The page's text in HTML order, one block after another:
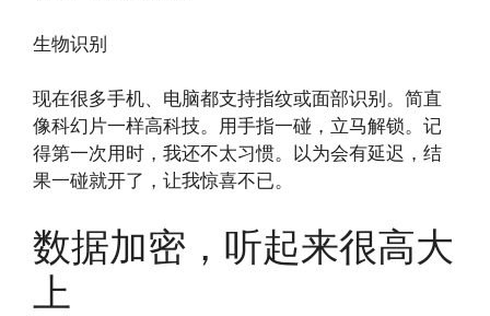
生物识别
现在很多手机、电脑都支持指纹或面部识别。简直
像科幻片一样高科技。用手指一碰，立马解锁。记
得第一次用时，我还不太习惯。以为会有延迟，结
果一碰就开了，让我惊喜不已。
数据加密，听起来很高大
上